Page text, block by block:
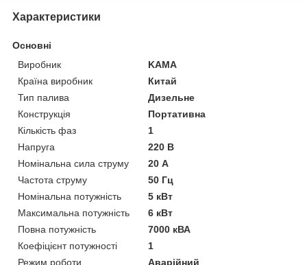
Характеристики
Основні
Виробник
KAMA
Країна виробник
Китай
Тип палива
Дизельне
Конструкція
Портативна
Кількість фаз
1
Напруга
220 В
Номінальна сила струму
20 А
Частота струму
50 Гц
Номінальна потужність
5 кВт
Максимальна потужність
6 кВт
Повна потужність
7000 кВА
Коефіцієнт потужності
1
Режим роботи
Аварійний